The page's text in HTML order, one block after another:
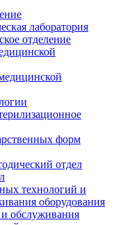
лаборатория
отделение
форм
отдел
технологий и
оборудования
обслуживания